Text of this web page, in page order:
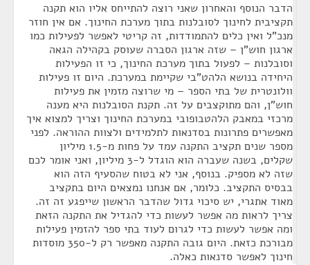
הדבר הנוסף והאחרון שאני רוצה להתייחס אליו הוא תקנה
תקציבית לחינוך לסובלנות בתוך מערכת החינוך. אם אין חוזר
מנכ"ל ואין כלים להתמודדות, זה קריטי לאפשר לפעילות כמו
ארגון חוש"ן – שזה ארגון הסברה שעוסק בקהילה הגאה
וסובלנות – לפעול בתוך מערכת החינוך, כי זו הפעילות
היחידה בנושא הלהט"בי שקיימת במערכת. היום זו פעילות
וולונטרית של בתי הספר – מי שרוצה מזמין את פעילות
חוש"ן, והם מתוקצבים על זה. תקנת הסובלנות היא מענה
מרכזי במאבק הלהטבופובי במערכת החינוך וצריך למצוא איך
מאפשרים פתרונות בסדנאות לתלמידים ולצוות ההוראה. לפני
מספר שנים תקציב התקנה עמד על פחות מ-1.5 מיליון
שקלים, בשנה שעברה הוא הוגדל ל-3 מיליון, ואני אומר לכם
שזה לא מספיק. בנוסף, אני לא בטוח שהסעיף הזה הוא
בבסיס התקציב. כלומר, אם אנחנו נמצאים היום בתקציב
מאוד אתגרי, יש סיכוי גדול שהדבר הראשון שייפגע זה זה.
צריך לראות מה אפשר לעשות כדי להגדיל את התקנה הזאת
ומה אפשר לעשות כדי לגרום לעוד בתי ספר להזמין פעילות
מבורכת כזאת. היום גובה התקנה מאפשר רק ל-350 מוסדות
חינוך לאפשר סדנאות כאלה.